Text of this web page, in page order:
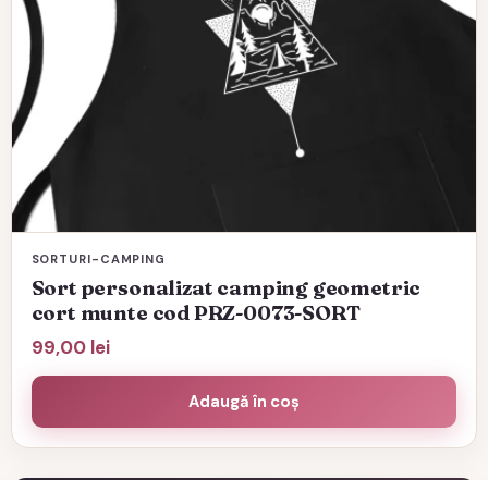
SORTURI-CAMPING
Sort personalizat camping geometric
cort munte cod PRZ-0073-SORT
99,00 lei
Adaugă în coș